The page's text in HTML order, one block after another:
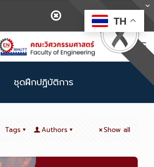
ชุดฝึกปฏิบัติการ
Tags Authors Show all
TH